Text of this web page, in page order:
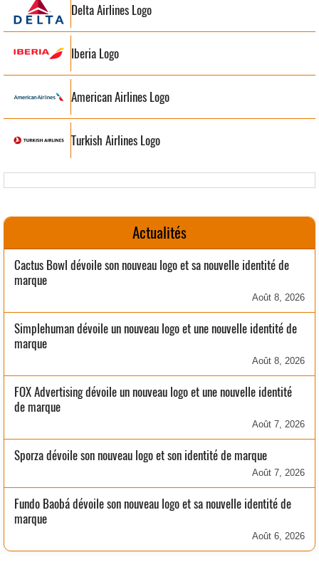
Delta Airlines Logo
Iberia Logo
American Airlines Logo
Turkish Airlines Logo
Actualités
Cactus Bowl dévoile son nouveau logo et sa nouvelle identité de
marque
Août 8, 2026
Simplehuman dévoile un nouveau logo et une nouvelle identité de
marque
Août 8, 2026
FOX Advertising dévoile un nouveau logo et une nouvelle identité
de marque
Août 7, 2026
Sporza dévoile son nouveau logo et son identité de marque
Août 7, 2026
Fundo Baobá dévoile son nouveau logo et sa nouvelle identité de
marque
Août 6, 2026